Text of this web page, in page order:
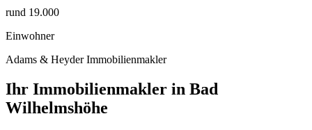
rund 19.000
Einwohner
Adams & Heyder Immobilienmakler
Ihr Immobilienmakler in Bad
Wilhelmshöhe